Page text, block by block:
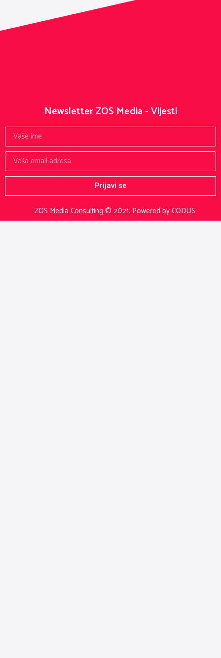
ZOS Media Consulting © 2021. Powered by CODUS
Newsletter ZOS Media - Vijesti
Prijavi se